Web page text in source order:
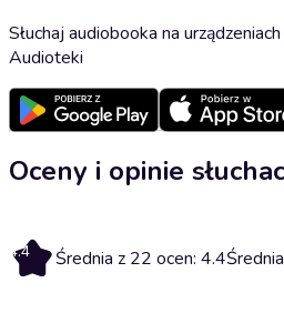
Słuchaj audiobooka na
Audioteki
Oceny i opinie
4.4 Średnia z 22 ocen: 4.4